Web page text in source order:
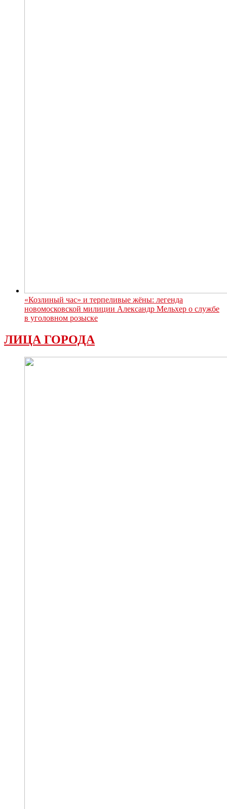
«Козлиный час» и терпеливые жёны: легенда
новомосковской милиции Александр Мельхер о службе
в уголовном розыске
ЛИЦА ГОРОДА